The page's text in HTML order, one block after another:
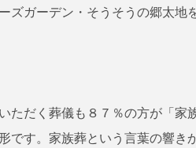
ズガーデン・そうそうの郷太地
だく葬儀も８７％の方が「家
です。家族葬という言葉の響き